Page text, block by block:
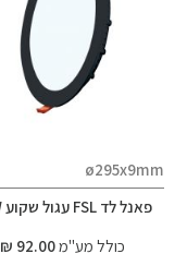
ø295x9mm
פאנל לד FSL עגול שקוע 25W
כולל מע"מ92.00 ₪